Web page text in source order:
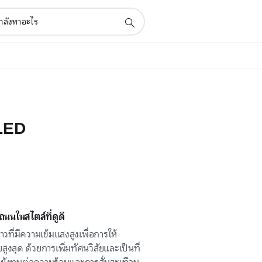
นในสไตล์ที่ดูดี
มีความเข้มแสงสูงเพื่อการให้
สุด ด้วยการเพิ่มทัศนวิสัยและเป็นที่